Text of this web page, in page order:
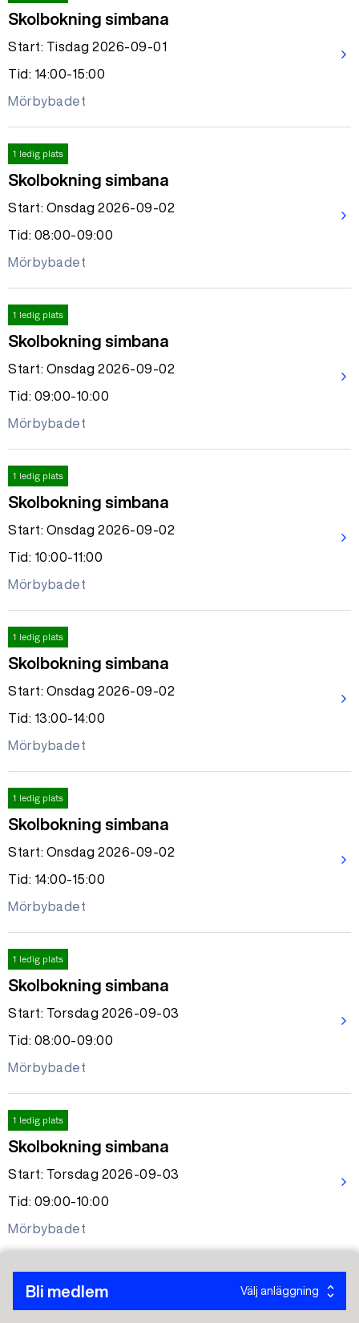
Bli medlem Välj anläggning
Skolbokning simbana
Start: Tisdag 2026-09-01
Tid: 14:00-15:00
Mörbybadet
arrow_forward_ios
1 ledig plats
Skolbokning simbana
Start: Onsdag 2026-09-02
Tid: 08:00-09:00
Mörbybadet
arrow_forward_ios
1 ledig plats
Skolbokning simbana
Start: Onsdag 2026-09-02
Tid: 09:00-10:00
Mörbybadet
arrow_forward_ios
1 ledig plats
Skolbokning simbana
Start: Onsdag 2026-09-02
Tid: 10:00-11:00
Mörbybadet
arrow_forward_ios
1 ledig plats
Skolbokning simbana
Start: Onsdag 2026-09-02
Tid: 13:00-14:00
Mörbybadet
arrow_forward_ios
1 ledig plats
Skolbokning simbana
Start: Onsdag 2026-09-02
Tid: 14:00-15:00
Mörbybadet
arrow_forward_ios
1 ledig plats
Skolbokning simbana
Start: Torsdag 2026-09-03
Tid: 08:00-09:00
Mörbybadet
arrow_forward_ios
1 ledig plats
Skolbokning simbana
Start: Torsdag 2026-09-03
Tid: 09:00-10:00
Mörbybadet
arrow_forward_ios
Skolbokning simbana